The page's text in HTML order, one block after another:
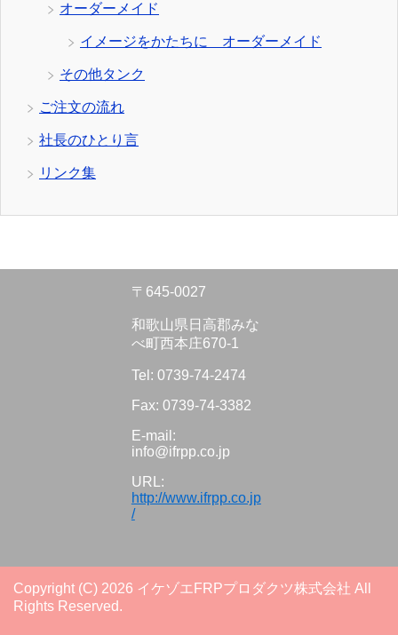
オーダーメイド
イメージをかたちに オーダーメイド
その他タンク
ご注文の流れ
社長のひとり言
リンク集
〒645-0027
和歌山県日高郡みな
べ町西本庄670-1
Tel: 0739-74-2474
Fax: 0739-74-3382
E-mail:
info@ifrpp.co.jp
URL:
http://www.ifrpp.co.jp
/
Copyright (C) 2026 イケゾエFRPプロダクツ株式会社 All
Rights Reserved.